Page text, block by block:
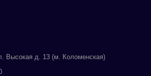
Высокая д. 13 (м. Коломенская)